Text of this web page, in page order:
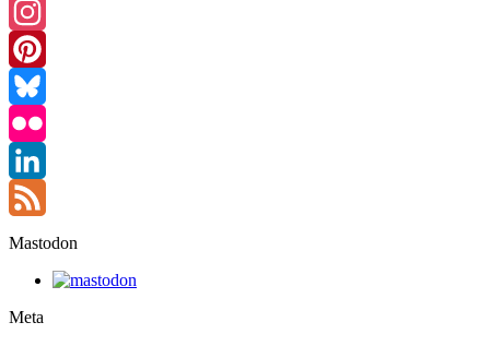
Threads
Instagram
Pinterest
Bluesky
Flickr
LinkedIn
Feed
Mastodon
Meta